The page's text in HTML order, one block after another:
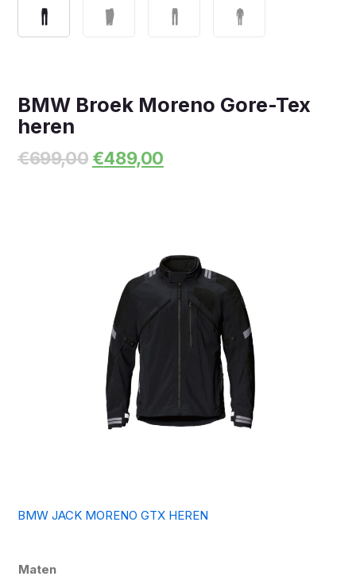
BMW Broek Moreno Gore-Tex
heren
€699,00 Oorspronkelijke
prijs
€489,00
prijs
BMW JACK MORENO GTX HEREN
Maten